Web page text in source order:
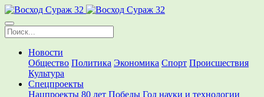
Новости
Общество Политика Экономика Спорт Происшествия
Культура
Спецпроекты
Нацпроекты 80 лет Победы Год науки и технологии